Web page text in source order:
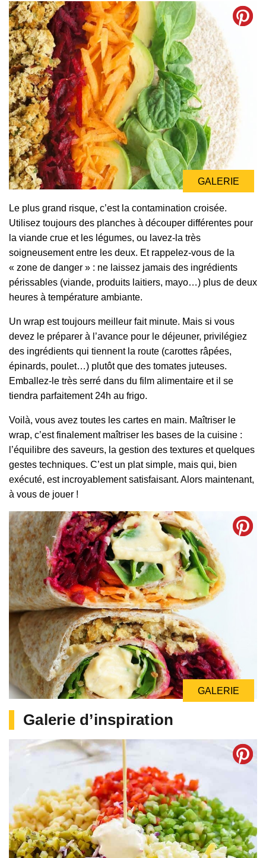
GALERIE
Le plus grand risque, c’est la contamination croisée.
Utilisez toujours des planches à découper différentes pour
la viande crue et les légumes, ou lavez-la très
soigneusement entre les deux. Et rappelez-vous de la
« zone de danger » : ne laissez jamais des ingrédients
périssables (viande, produits laitiers, mayo…) plus de deux
heures à température ambiante.
Un wrap est toujours meilleur fait minute. Mais si vous
devez le préparer à l’avance pour le déjeuner, privilégiez
des ingrédients qui tiennent la route (carottes râpées,
épinards, poulet…) plutôt que des tomates juteuses.
Emballez-le très serré dans du film alimentaire et il se
tiendra parfaitement 24h au frigo.
Voilà, vous avez toutes les cartes en main. Maîtriser le
wrap, c’est finalement maîtriser les bases de la cuisine :
l’équilibre des saveurs, la gestion des textures et quelques
gestes techniques. C’est un plat simple, mais qui, bien
exécuté, est incroyablement satisfaisant. Alors maintenant,
à vous de jouer !
GALERIE
Galerie d’inspiration